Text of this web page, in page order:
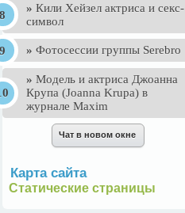
» Кили Хейзел актриса и секс-
символ
» Фотосессии группы Serebro
» Mодель и актриса Джоанна
Крупа (Joanna Krupa) в
журнале Maxim
Карта сайта
Статические страницы